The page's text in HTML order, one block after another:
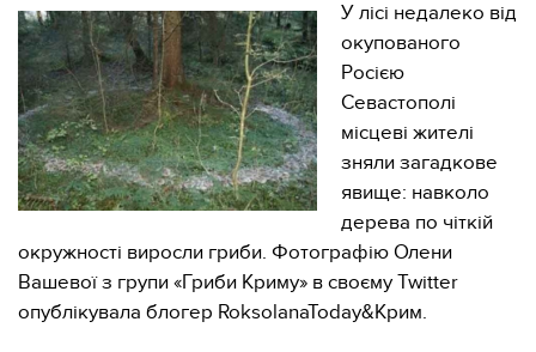
У лісі недалеко від
окупованого
Росією
Севастополі
місцеві жителі
зняли загадкове
явище: навколо
дерева по чіткій
окружності виросли гриби. Фотографію Олени
Вашевої з групи «Гриби Криму» в своєму Twitter
опублікувала блогер RoksolanaToday&Крим.